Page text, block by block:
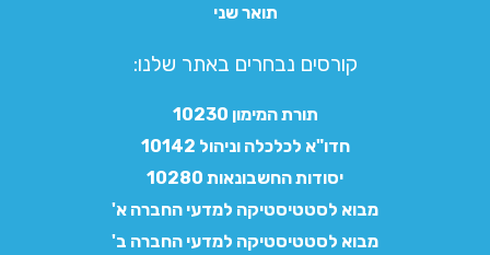
תואר שני
קורסים נבחרים באתר שלנו:​
תורת המימון 10230
חדו"א לכלכלה וניהול 10142
יסודות החשבונאות 10280
מבוא לסטטיסטיקה למדעי החברה א'
מבוא לסטטיסטיקה למדעי החברה ב'